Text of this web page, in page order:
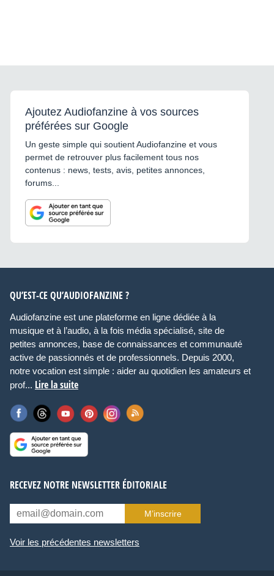
Ajoutez Audiofanzine à vos sources
préférées sur Google
Un geste simple qui soutient Audiofanzine et vous
permet de retrouver plus facilement tous nos
contenus : news, tests, avis, petites annonces,
forums...
QU’EST-CE QU’AUDIOFANZINE ?
Audiofanzine est une plateforme en ligne dédiée à la
musique et à l’audio, à la fois média spécialisé, site de
petites annonces, base de connaissances et communauté
active de passionnés et de professionnels. Depuis 2000,
notre vocation est simple : aider au quotidien les amateurs et
prof... Lire la suite
RECEVEZ NOTRE NEWSLETTER ÉDITORIALE
M’inscrire
Voir les précédentes newsletters